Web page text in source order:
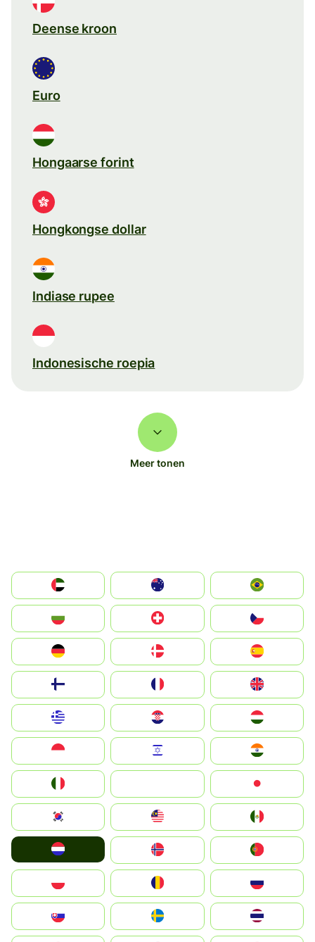
Deense kroon
Euro
Hongaarse forint
Hongkongse dollar
Indiase rupee
Indonesische roepia
Meer tonen
الإمارات العربية المتحدة
Switzerland
Deutschland
United Kingdom
Magyarország
South Korea